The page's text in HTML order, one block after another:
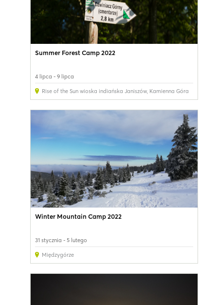
Summer Forest Camp 2022
4 lipca - 9 lipca
Rise of the Sun wioska indiańska Janiszów, Kamienna Góra
Winter Mountain Camp 2022
31 stycznia - 5 lutego
Międzygórze